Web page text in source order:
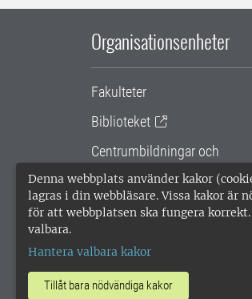
Denna webbplats använder kakor
lagras i din webbläsare. Vissa kakor är
för att webbplatsen ska fungera
valbara.
Hantera valbara kakor
Tillåt bara nödvändiga kakor
Organisationsenheter
Fakulteter
Biblioteket
Centrumbildningar och
samarbetsprojekt
Gemensamma